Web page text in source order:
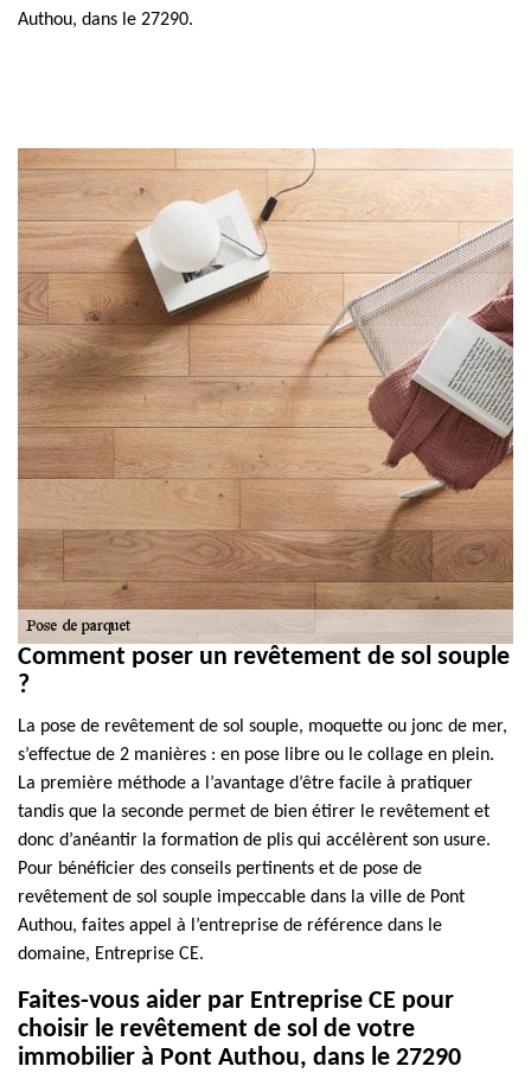
Authou, dans le 27290.
Comment poser un revêtement de sol souple
?
La pose de revêtement de sol souple, moquette ou jonc de mer,
s’effectue de 2 manières : en pose libre ou le collage en plein.
La première méthode a l’avantage d’être facile à pratiquer
tandis que la seconde permet de bien étirer le revêtement et
donc d’anéantir la formation de plis qui accélèrent son usure.
Pour bénéficier des conseils pertinents et de pose de
revêtement de sol souple impeccable dans la ville de Pont
Authou, faites appel à l’entreprise de référence dans le
domaine, Entreprise CE.
Faites-vous aider par Entreprise CE pour
choisir le revêtement de sol de votre
immobilier à Pont Authou, dans le 27290